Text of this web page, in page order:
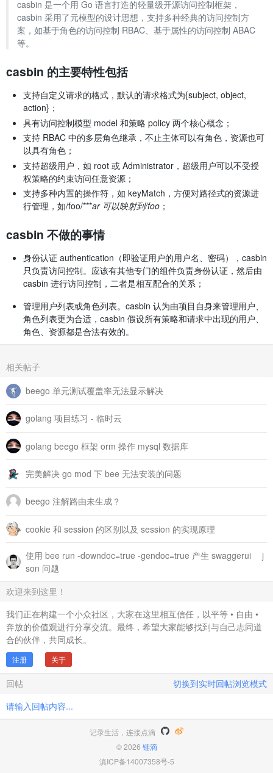
casbin 是一个用 Go 语言打造的轻量级开源访问控制框架，
casbin 采用了元模型的设计思想，支持多种经典的访问控制方
案，如基于角色的访问控制 RBAC、基于属性的访问控制 ABAC
等。
casbin 的主要特性包括
支持自定义请求的格式，默认的请求格式为{subject, object,
action}；
具有访问控制模型 model 和策略 policy 两个核心概念；
支持 RBAC 中的多层角色继承，不止主体可以有角色，资源也可
以具有角色；
支持超级用户，如 root 或 Administrator，超级用户可以不受授
权策略的约束访问任意资源；
支持多种内置的操作符，如 keyMatch，方便对路径式的资源进
行管理，如/foo/***ar 可以映射到/foo ；
casbin 不做的事情
身份认证 authentication（即验证用户的用户名、密码），casbin
只负责访问控制。应该有其他专门的组件负责身份认证，然后由
casbin 进行访问控制，二者是相互配合的关系；
管理用户列表或角色列表。casbin 认为由项目自身来管理用户、
角色列表更为合适，casbin 假设所有策略和请求中出现的用户、
角色、资源都是合法有效的。
相关帖子
beego 单元测试覆盖率无法显示解决
golang 项目练习 - 临时云
golang beego 框架 orm 操作 mysql 数据库
完美解决 go mod 下 bee 无法安装的问题
beego 注解路由未生成？
cookie 和 session 的区别以及 session 的实现原理
使用 bee run -downdoc=true -gendoc=true 产生 swaggerui j
son 问题
欢迎来到这里！
我们正在构建一个小众社区，大家在这里相互信任，以平等 • 自由 •
奔放的价值观进行分享交流。最终，希望大家能够找到与自己志同道
合的伙伴，共同成长。
注册 关于
回帖
切换到实时回帖浏览模式
请输入回帖内容...
记录生活，连接点滴
© 2026 链滴
滇ICP备14007358号-5